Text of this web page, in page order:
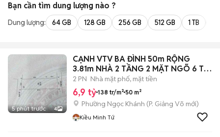
Bạn cần tìm dung lượng nào ?
Dung lượng: 64 GB 128 GB 256 GB 512 GB 1 TB
5 phút trước 4
CẠNH VTV BA ĐÌNH 50m RỘNG
3.81m NHÀ 2 TẦNG 2 MẶT NGÕ 6 Ty
9
2 PN Nhà mặt phố, mặt tiền
6,9 tỷ 138 tr/m² 50 m²
Phường Ngọc Khánh (P. Giảng Võ mới)
Kiều Minh Tứ